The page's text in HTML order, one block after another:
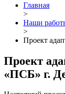
Главная
>
Наши
>
Проект
Проект
«ПСБ» г.